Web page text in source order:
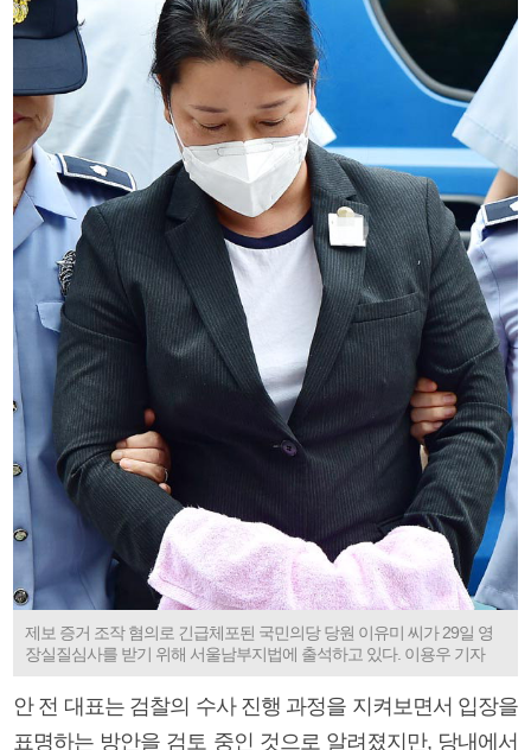
제보 증거 조작 혐의로 긴급체포된 국민의당 당원 이유미 씨가 29일 영
장실질심사를 받기 위해 서울남부지법에 출석하고 있다. 이용우 기자
안 전 대표는 검찰의 수사 진행 과정을 지켜보면서 입장을
표명하는 방안을 검토 중인 것으로 알려졌지만, 당내에서